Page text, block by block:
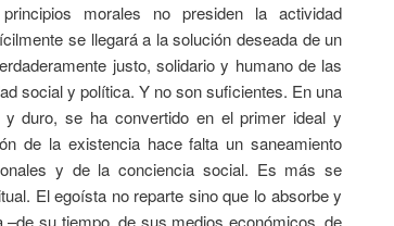
morales no presiden la actividad
se llegará a la solución deseada de un
justo, solidario y humano de las
social y política. Y no son suficientes. En una
duro, se ha convertido en el primer ideal y
de la existencia hace falta un saneamiento
y de la conciencia social. Es más se
El egoísta no reparte sino que lo absorbe y